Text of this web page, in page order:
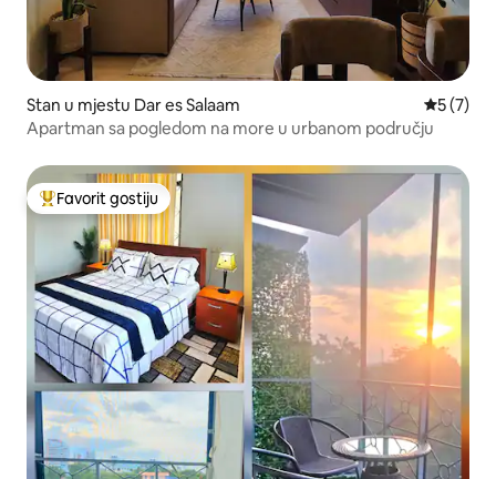
Stan u mjestu Dar es Salaam
5 (7)
Apartman sa pogledom na more u urbanom području
Glavni favorit gostiju
Favorit gostiju